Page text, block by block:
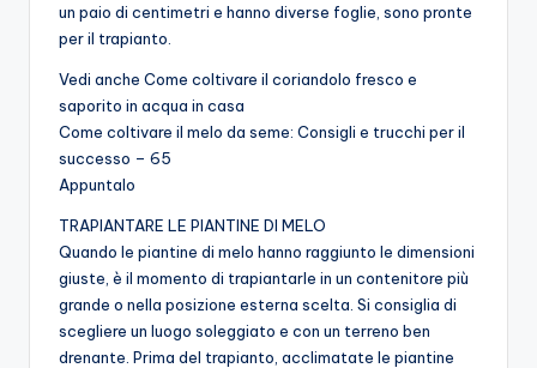
un paio di centimetri e hanno diverse foglie, sono pronte
per il trapianto.
Vedi anche Come coltivare il coriandolo fresco e
saporito in acqua in casa
Come coltivare il melo da seme: Consigli e trucchi per il
successo – 65
Appuntalo
TRAPIANTARE LE PIANTINE DI MELO
Quando le piantine di melo hanno raggiunto le dimensioni
giuste, è il momento di trapiantarle in un contenitore più
grande o nella posizione esterna scelta. Si consiglia di
scegliere un luogo soleggiato e con un terreno ben
drenante. Prima del trapianto, acclimatate le piantine